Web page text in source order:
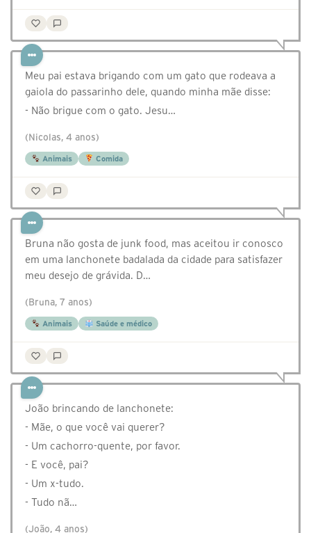
Meu pai estava brigando com um gato que rodeava a
gaiola do passarinho dele, quando minha mãe disse:
- Não brigue com o gato. Jesu…
(Nicolas, 4 anos)
Animais Comida
Bruna não gosta de junk food, mas aceitou ir conosco
em uma lanchonete badalada da cidade para satisfazer
meu desejo de grávida. D…
(Bruna, 7 anos)
Animais Saúde e médico
João brincando de lanchonete:
- Mãe, o que você vai querer?
- Um cachorro-quente, por favor.
- E você, pai?
- Um x-tudo.
- Tudo nã…
(João, 4 anos)